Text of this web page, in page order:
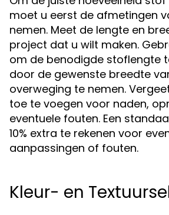
moet u eerst de afmetingen
nemen. Meet de lengte en
project dat u wilt maken.
om de benodigde stoflengte
door de gewenste breedte
overweging te nemen.
toe te voegen voor naden,
eventuele fouten. Een
10% extra te rekenen voor
aanpassingen of fouten.
Kleur- en